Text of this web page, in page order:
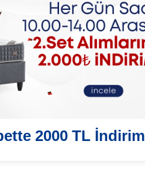
2000 TL İndirim